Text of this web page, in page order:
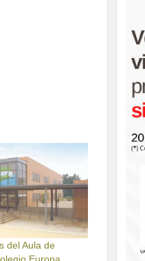
del Aula de